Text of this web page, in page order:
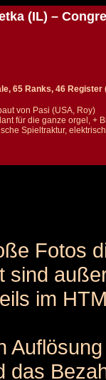
(IL) –
65 Ranks, 46 Register
von Pasi (USA, Roy)
für die ganze orgel, +
Spieltraktur,
Fotos
sind
im
das